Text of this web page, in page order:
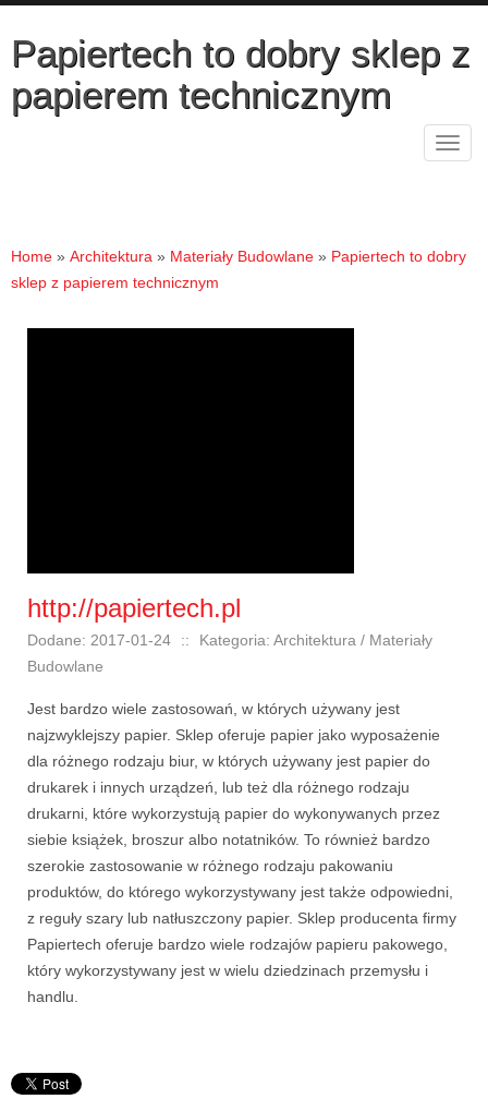
Papiertech to dobry sklep z
papierem technicznym
Home » Architektura » Materiały Budowlane » Papiertech to dobry
sklep z papierem technicznym
http://papiertech.pl
Dodane: 2017-01-24 ::
Kategoria: Architektura / Materiały
Budowlane
Jest bardzo wiele zastosowań, w których używany jest
najzwyklejszy papier. Sklep oferuje papier jako wyposażenie
dla różnego rodzaju biur, w których używany jest papier do
drukarek i innych urządzeń, lub też dla różnego rodzaju
drukarni, które wykorzystują papier do wykonywanych przez
siebie książek, broszur albo notatników. To również bardzo
szerokie zastosowanie w różnego rodzaju pakowaniu
produktów, do którego wykorzystywany jest także odpowiedni,
z reguły szary lub natłuszczony papier. Sklep producenta firmy
Papiertech oferuje bardzo wiele rodzajów papieru pakowego,
który wykorzystywany jest w wielu dziedzinach przemysłu i
handlu.